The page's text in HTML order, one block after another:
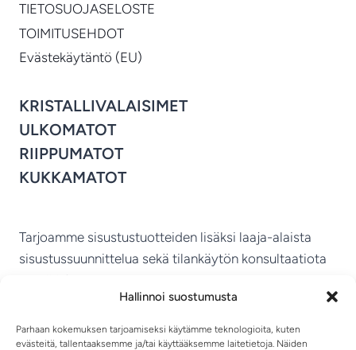
Hallinnoi suostumusta
Parhaan kokemuksen tarjoamiseksi käytämme teknologioita, kuten
evästeitä, tallentaaksemme ja/tai käyttääksemme laitetietoja. Näiden
TIETOSUOJASELOSTE
TOIMITUSEHDOT
Evästekäytäntö (EU)
KRISTALLIVALAISIMET
ULKOMATOT
RIIPPUMATOT
KUKKAMATOT
Tarjoamme sisustustuotteiden lisäksi laaja-alaista
sisustussuunnittelua sekä tilankäytön konsultaatiota
MIKKELIN VITRIINI KY